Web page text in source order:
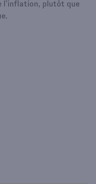
l’inflation, plutôt que